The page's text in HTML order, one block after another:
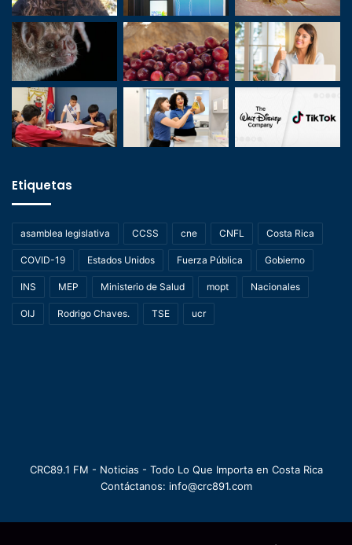
Etiquetas
asamblea legislativa CCSS cne CNFL Costa Rica
COVID-19 Estados Unidos Fuerza Pública Gobierno
INS MEP Ministerio de Salud mopt Nacionales
OIJ Rodrigo Chaves. TSE ucr
CRC89.1 FM - Noticias - Todo Lo Que Importa en Costa Rica
Contáctanos: info@crc891.com